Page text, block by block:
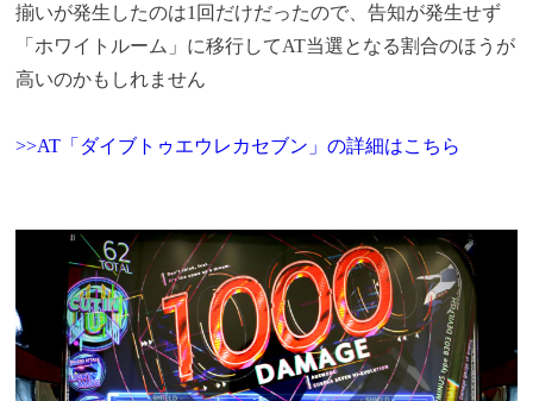
揃いが発生したのは1回だけだったので、告知が発生せず
「ホワイトルーム」に移行してAT当選となる割合のほうが
高いのかもしれません
>>AT「ダイブトゥエウレカセブン」の詳細はこちら